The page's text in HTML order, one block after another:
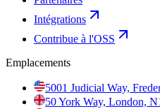
Intégrations
Contribue à l'OSS
Emplacements
5001 Judicial Way,
50 York Way, London,